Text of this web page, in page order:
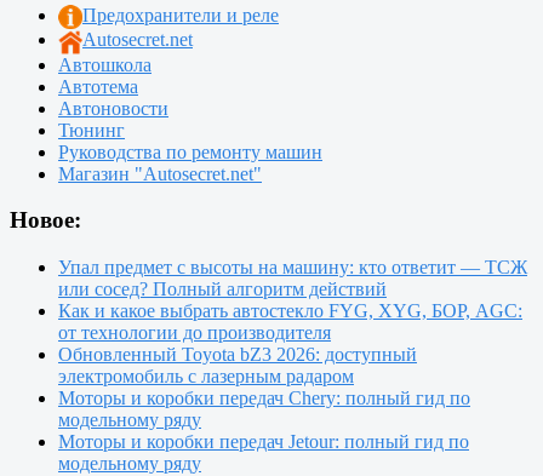
Предохранители и реле
Autosecret.net
Автошкола
Автотема
Автоновости
Тюнинг
Руководства по ремонту машин
Магазин "Autosecret.net"
Новое:
Упал предмет с высоты на машину: кто ответит — ТСЖ
или сосед? Полный алгоритм действий
Как и какое выбрать автостекло FYG, XYG, БОР, AGC:
от технологии до производителя
Обновленный Toyota bZ3 2026: доступный
электромобиль с лазерным радаром
Моторы и коробки передач Chery: полный гид по
модельному ряду
Моторы и коробки передач Jetour: полный гид по
модельному ряду